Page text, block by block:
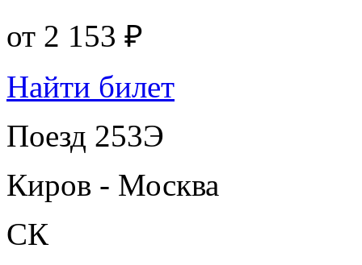
от 2 153 ₽
Найти билет
Поезд 253Э
Киров - Москва
СК